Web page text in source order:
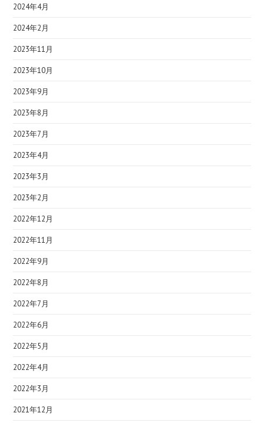
2024年4月
2024年2月
2023年11月
2023年10月
2023年9月
2023年8月
2023年7月
2023年4月
2023年3月
2023年2月
2022年12月
2022年11月
2022年9月
2022年8月
2022年7月
2022年6月
2022年5月
2022年4月
2022年3月
2021年12月